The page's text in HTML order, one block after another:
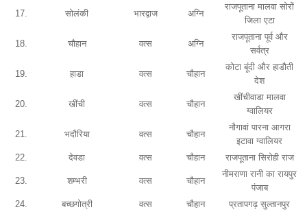
17. सोलंकी भारद्वाज अग्नि
राजपूताना मालवा सोरों
जिला एटा
18. चौहान वत्स अग्नि
राजपूताना पूर्व और
सर्वत्र
19. हाडा वत्स चौहान
कोटा बूंदी और हाडौती
देश
20. खींची वत्स चौहान
खींचीवाडा मालवा
ग्वालियर
21. भदौरिया वत्स चौहान
नौगावां पारना आगरा
इटावा ग्वालियर
22.
देवडा वत्स चौहान राजपूताना सिरोही राज
23. शम्भरी वत्स चौहान
नीमराणा रानी का रायपुर
पंजाब
24.
बच्छगोत्री वत्स चौहान प्रतापगढ़ सुल्तानपुर